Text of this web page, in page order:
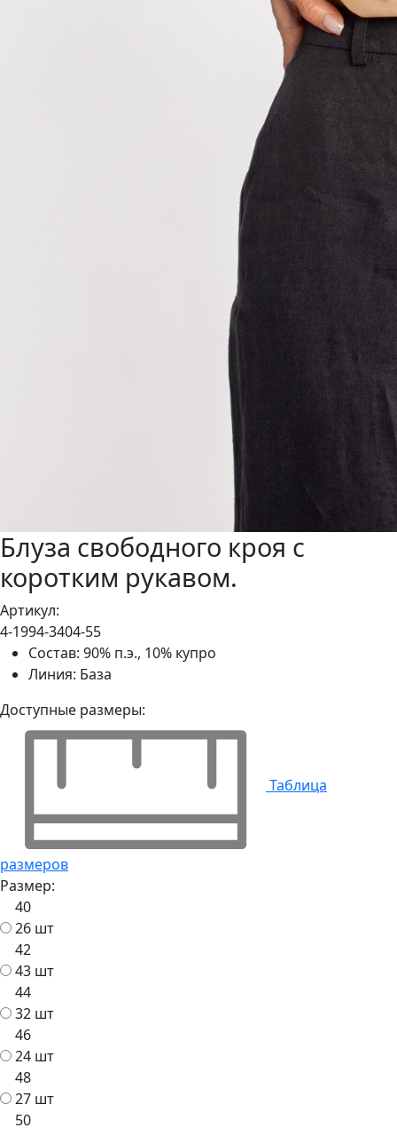
Блуза свободного кроя с
коротким рукавом.
Aртикул:
4-1994-3404-55
Состав: 90% п.э., 10% купро
Линия: База
Доступные размеры:
Таблица
размеров
Размер:
40
26 шт
42
43 шт
44
32 шт
46
24 шт
48
27 шт
50